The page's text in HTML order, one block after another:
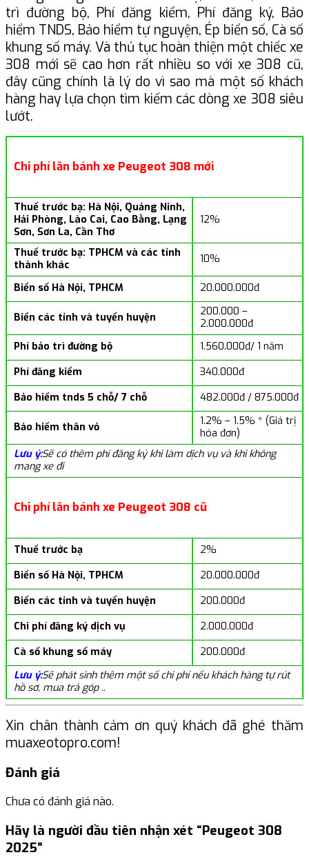
trì đường bộ, Phí đăng kiểm, Phí đăng ký, Bảo
hiểm TNDS, Bảo hiểm tự nguyện, Ép biển số, Cà số
khung số máy. Và thủ tục hoàn thiện một chiếc xe
308 mới sẽ cao hơn rất nhiều so với xe 308 cũ,
đây cũng chính là lý do vì sao mà một số khách
hàng hay lựa chọn tìm kiếm các dòng xe 308 siêu
lướt.
Chi phí lăn bánh xe Peugeot 308 mới
Thuế trước bạ: Hà Nội, Quảng Ninh,
Hải Phòng, Lào Cai, Cao Bằng, Lạng
Sơn, Sơn La, Cần Thơ
12%
Thuế trước bạ: TPHCM và các tỉnh
thành khác
10%
Biển số Hà Nội, TPHCM 20.000.000đ
Biển các tỉnh và tuyến huyện
200.000 –
2.000.000đ
Phí bảo trì đường bộ
1.560.000đ/ 1 năm
Phí đăng kiểm
340.000đ
Bảo hiểm tnds 5 chỗ/ 7 chỗ
482.000đ / 875.000đ
Bảo hiểm thân vỏ
1.2% – 1.5% * (Giá trị
hóa đơn)
Lưu ý:Sẽ có thêm phí đăng ký khi làm dịch vụ và khi không
mang xe đi
Chi phí lăn bánh xe Peugeot 308 cũ
Thuế trước bạ
2%
Biển số Hà Nội, TPHCM
20.000.000đ
Biển các tỉnh và tuyến huyện
200.000đ
Chi phí đăng ký dịch vụ
2.000.000đ
Cà số khung số máy
200.000đ
Lưu ý:Sẽ phát sinh thêm một số chi phí nếu khách hàng tự rút
hồ sơ, mua trả góp ..
Xin chân thành cảm ơn quý khách đã ghé thăm
muaxeotopro.com!
Đánh giá
Chưa có đánh giá nào.
Hãy là người đầu tiên nhận xét “Peugeot 308
2025”